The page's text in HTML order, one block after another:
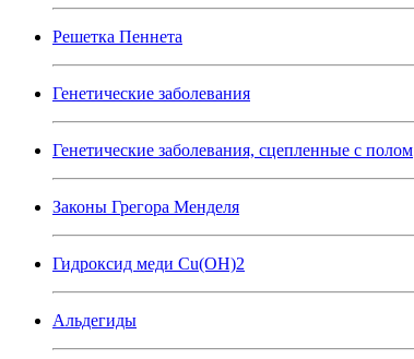
Решетка Пеннета
Генетические заболевания
Генетические заболевания, сцепленные с полом
Законы Грегора Менделя
Гидроксид меди Cu(OH)2
Альдегиды